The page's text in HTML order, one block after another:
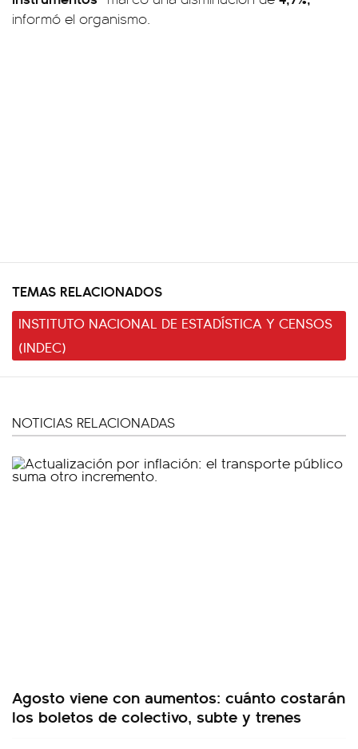
informó el organismo.
TEMAS RELACIONADOS
INSTITUTO NACIONAL DE ESTADÍSTICA Y CENSOS
(INDEC)
NOTICIAS RELACIONADAS
Agosto viene con aumentos: cuánto costarán
los boletos de colectivo, subte y trenes